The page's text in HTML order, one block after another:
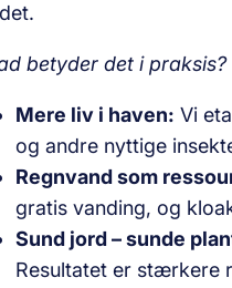
betyder det i praksis?
Mere liv i haven: Vi
og andre nyttige
Regnvand som
gratis vanding, og
Sund jord – sunde
Resultatet er stærkere